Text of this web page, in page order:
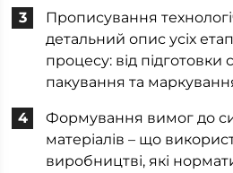
Прописування
детальний опис усіх
процесу: від
пакування та
Формування вимог до
матеріалів – що
виробництві, які